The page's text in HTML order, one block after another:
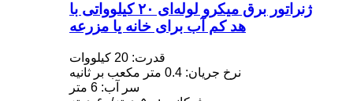
ژنراتور برق میکرو لوله‌ای ۲۰ کیلوواتی با
هد کم آب برای خانه یا مزرعه
قدرت: 20 کیلووات
نرخ جریان: 0.4 متر مکعب بر ثانیه
سر آب: 6 متر